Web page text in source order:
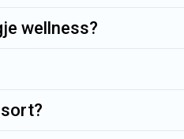
wellness?